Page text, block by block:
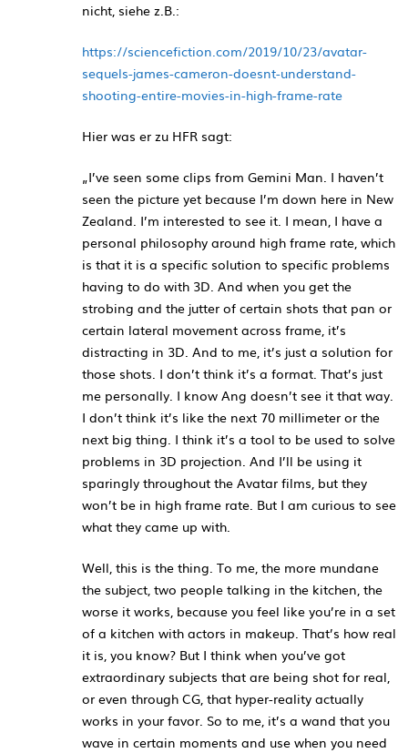
nicht, siehe z.B.:
https://sciencefiction.com/2019/10/23/avatar-
sequels-james-cameron-doesnt-understand-
shooting-entire-movies-in-high-frame-rate
Hier was er zu HFR sagt:
„I’ve seen some clips from Gemini Man. I haven’t
seen the picture yet because I’m down here in New
Zealand. I’m interested to see it. I mean, I have a
personal philosophy around high frame rate, which
is that it is a specific solution to specific problems
having to do with 3D. And when you get the
strobing and the jutter of certain shots that pan or
certain lateral movement across frame, it’s
distracting in 3D. And to me, it’s just a solution for
those shots. I don’t think it’s a format. That’s just
me personally. I know Ang doesn’t see it that way.
I don’t think it’s like the next 70 millimeter or the
next big thing. I think it’s a tool to be used to solve
problems in 3D projection. And I’ll be using it
sparingly throughout the Avatar films, but they
won’t be in high frame rate. But I am curious to see
what they came up with.
Well, this is the thing. To me, the more mundane
the subject, two people talking in the kitchen, the
worse it works, because you feel like you’re in a set
of a kitchen with actors in makeup. That’s how real
it is, you know? But I think when you’ve got
extraordinary subjects that are being shot for real,
or even through CG, that hyper-reality actually
works in your favor. So to me, it’s a wand that you
wave in certain moments and use when you need